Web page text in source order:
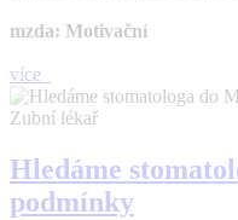
mzda: Motivační
více
Zubní lékař
Hledáme
podmínky